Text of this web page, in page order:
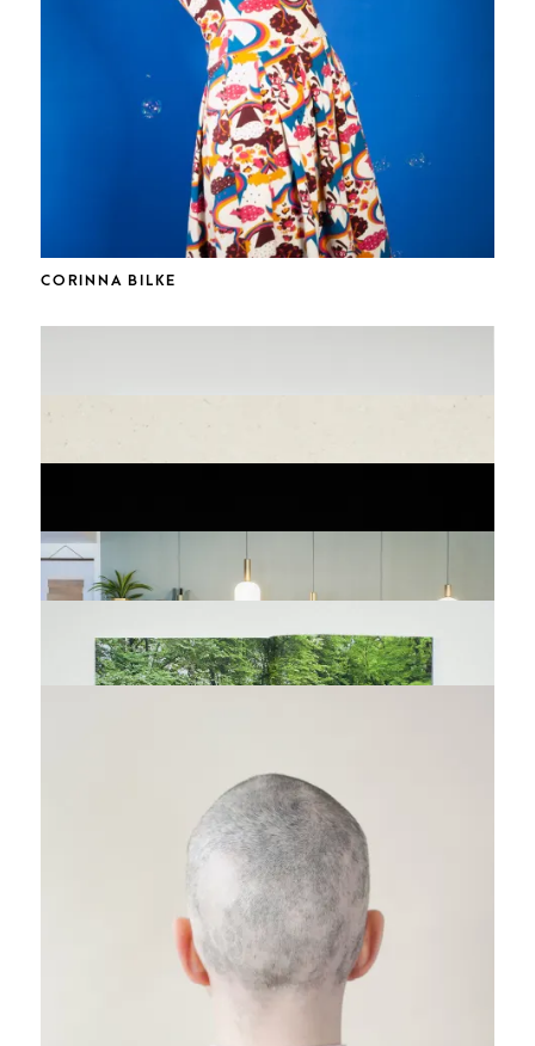
CORINNA BILKE
BELEGEXEMPLARE
VERY NEW INTERIORS
SKULPTUR PROJEKTE – REPORTAGE FÜRS ART